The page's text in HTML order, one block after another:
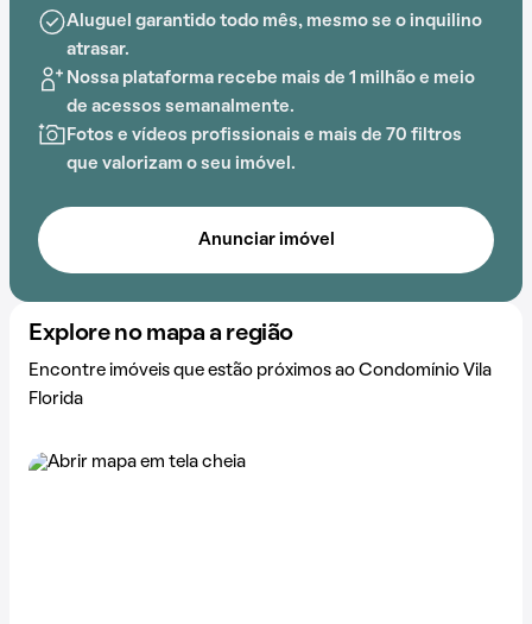
A proximidade com Barranorte Shopping adiciona
praticidade a essa experiência.
Aluguel garantido todo mês, mesmo se o inquilino
atrasar.
Nossa plataforma recebe mais de 1 milhão e meio
de acessos semanalmente.
Fotos e vídeos profissionais e mais de 70 filtros
que valorizam o seu imóvel.
Anunciar imóvel
Explore no mapa a região
Encontre imóveis que estão próximos ao Condomínio Vila
Florida